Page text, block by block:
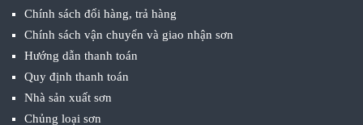
Chính sách đổi hàng, trả hàng
Chính sách vận chuyển và giao nhận sơn
Hướng dẫn thanh toán
Quy định thanh toán
Nhà sản xuất sơn
Chủng loại sơn